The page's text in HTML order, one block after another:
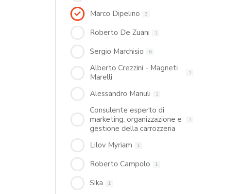
Marco Dipelino 3
Roberto De Zuani 1
Sergio Marchisio 6
Alberto Crezzini - Magneti
Marelli
1
Alessandro Manuli 1
Consulente esperto di
marketing, organizzazione e
gestione della carrozzeria
1
Lilov Myriam 1
Roberto Campolo 1
Sika 1